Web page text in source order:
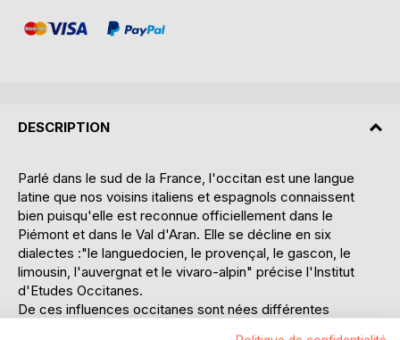
DESCRIPTION
Parlé dans le sud de la France, l'occitan est une langue
latine que nos voisins italiens et espagnols connaissent
bien puisqu'elle est reconnue officiellement dans le
Piémont et dans le Val d'Aran. Elle se décline en six
dialectes :"le languedocien, le provençal, le gascon, le
limousin, l'auvergnat et le vivaro-alpin" précise l'Institut
d'Etudes Occitanes.
De ces influences occitanes sont nées différentes